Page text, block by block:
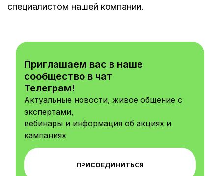
специалистом нашей компании.
Приглашаем вас в наше
сообщество в чат
Телеграм!
Актуальные новости, живое общение с
экспертами,
вебинары и информация об акциях и
кампаниях
ПРИСОЕДИНИТЬСЯ